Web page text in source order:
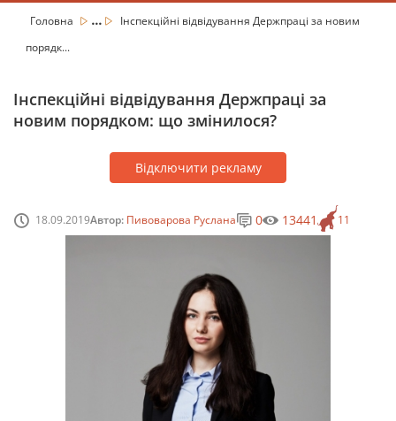
Головна ...
Інспекційні відвідування Держпраці за новим
порядк...
Інспекційні відвідування Держпраці за
новим порядком: що змінилося?
Відключити рекламу
18.09.2019Автор: Пивоварова Руслана 11
0 13441